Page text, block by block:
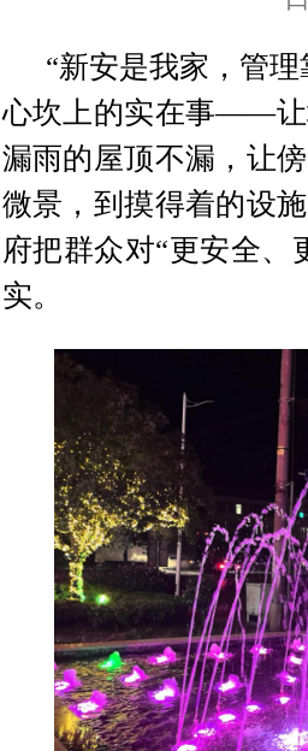
“新安是我家，管
心坎上的实在事——让
漏雨的屋顶不漏，让
微景，到摸得着的设
府把群众对“更安全、
实。